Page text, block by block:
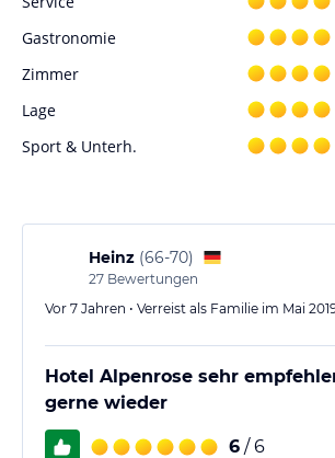
und einen Whirlpool bietet. Für diejenigen, die
fahren möchten, steht ein Skiraum zur
Hinweis:
Verfasst von HolidayCheck mit
Angaben ohne Gewähr. Bitte lies vor der
des
Gastronomie
Zimmer
Lage
Sport & Unterh.
Heinz (66-70)
27 Bewertungen
Vor 7 Jahren • Verreist als Familie im Mai
Hotel Alpenrose sehr
gerne wieder
6 / 6